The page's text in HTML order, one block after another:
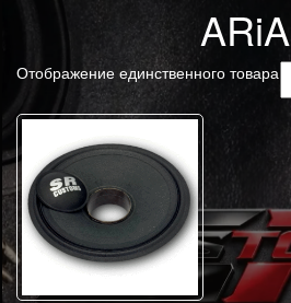
ARiA
Отображение единственного товара